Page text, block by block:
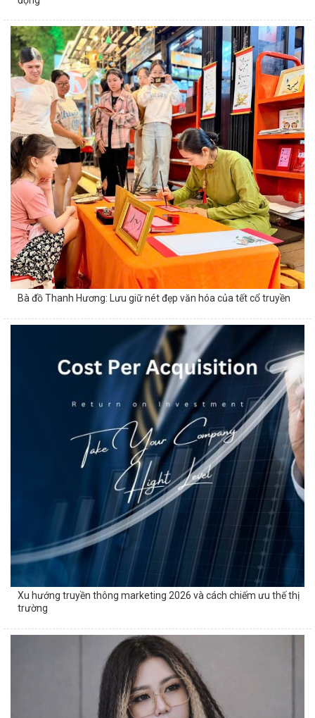
Bà đồ Thanh Hương: Lưu giữ nét đẹp văn hóa của tết cổ truyền
Xu hướng truyền thông marketing 2026 và cách chiếm ưu thế thị
trường